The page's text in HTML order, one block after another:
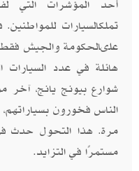
أحد المؤشرات
تملكالسيارات
علىالحكومة والجيش
هائلة في عدد السيارات
شوارع بيونج يانج، آخر
الناس فخورون
مرة. هذا التحول حدث
مستمرًا في التزايد.